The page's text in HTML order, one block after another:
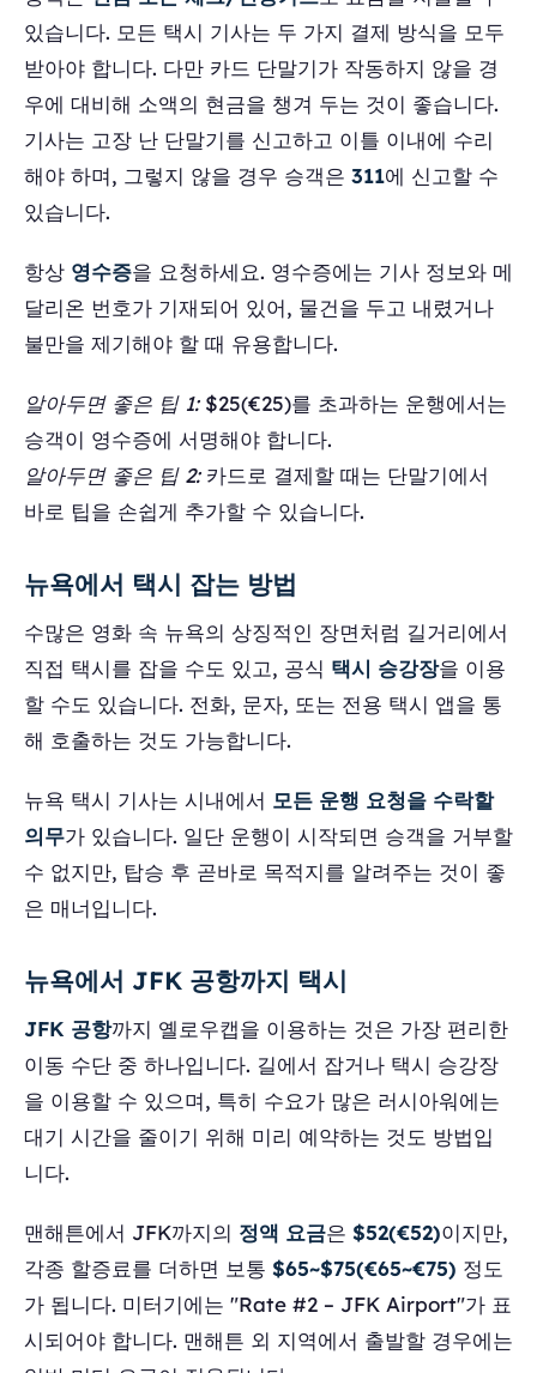
있습니다. 모든 택시 기사는 두 가지 결제 방식을 모두
받아야 합니다. 다만 카드 단말기가 작동하지 않을 경
우에 대비해 소액의 현금을 챙겨 두는 것이 좋습니다.
기사는 고장 난 단말기를 신고하고 이틀 이내에 수리
해야 하며, 그렇지 않을 경우 승객은 311에 신고할 수
있습니다.
항상 영수증을 요청하세요. 영수증에는 기사 정보와 메
달리온 번호가 기재되어 있어, 물건을 두고 내렸거나
불만을 제기해야 할 때 유용합니다.
알아두면 좋은 팁 1:$25(€25)를 초과하는 운행에서는
승객이 영수증에 서명해야 합니다.
알아두면 좋은 팁 2:카드로 결제할 때는 단말기에서
바로 팁을 손쉽게 추가할 수 있습니다.
뉴욕에서 택시 잡는 방법
수많은 영화 속 뉴욕의 상징적인 장면처럼 길거리에서
직접 택시를 잡을 수도 있고, 공식 택시 승강장을 이용
할 수도 있습니다. 전화, 문자, 또는 전용 택시 앱을 통
해 호출하는 것도 가능합니다.
뉴욕 택시 기사는 시내에서 모든 운행 요청을 수락할
의무가 있습니다. 일단 운행이 시작되면 승객을 거부할
수 없지만, 탑승 후 곧바로 목적지를 알려주는 것이 좋
은 매너입니다.
뉴욕에서 JFK 공항까지 택시
JFK 공항까지 옐로우캡을 이용하는 것은 가장 편리한
이동 수단 중 하나입니다. 길에서 잡거나 택시 승강장
을 이용할 수 있으며, 특히 수요가 많은 러시아워에는
대기 시간을 줄이기 위해 미리 예약하는 것도 방법입
니다.
맨해튼에서 JFK까지의 정액 요금은 $52(€52)이지만,
각종 할증료를 더하면 보통 $65~$75(€65~€75) 정도
가 됩니다. 미터기에는 "Rate #2 – JFK Airport"가 표
시되어야 합니다. 맨해튼 외 지역에서 출발할 경우에는